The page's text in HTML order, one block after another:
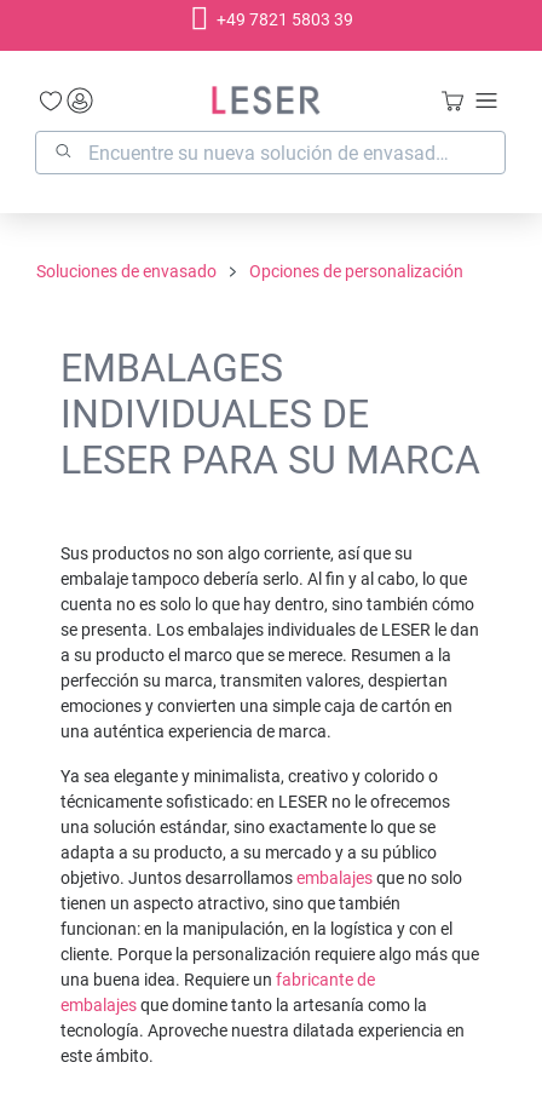
+49 7821 5803 39
Soluciones de envasado Opciones de personalización
EMBALAGES
INDIVIDUALES DE
LESER PARA SU MARCA
Sus productos no son algo corriente, así que su
embalaje tampoco debería serlo. Al fin y al cabo, lo que
cuenta no es solo lo que hay dentro, sino también cómo
se presenta. Los embalajes individuales de LESER le dan
a su producto el marco que se merece. Resumen a la
perfección su marca, transmiten valores, despiertan
emociones y convierten una simple caja de cartón en
una auténtica experiencia de marca.
Ya sea elegante y minimalista, creativo y colorido o
técnicamente sofisticado: en LESER no le ofrecemos
una solución estándar, sino exactamente lo que se
adapta a su producto, a su mercado y a su público
objetivo. Juntos desarrollamosembalajesque no solo
tienen un aspecto atractivo, sino que también
funcionan: en la manipulación, en la logística y con el
cliente. Porque la personalización requiere algo más que
una buena idea. Requiere un fabricante de
embalajesque domine tanto la artesanía como la
tecnología. Aproveche nuestra dilatada experiencia en
este ámbito.